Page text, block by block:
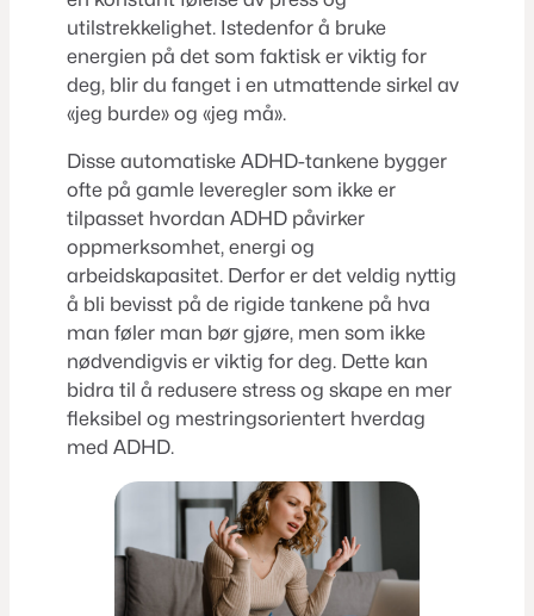
utilstrekkelighet. Istedenfor å bruke
energien på det som faktisk er viktig for
deg, blir du fanget i en utmattende sirkel av
«jeg burde» og «jeg må».
Disse automatiske ADHD-tankene bygger
ofte på gamle leveregler som ikke er
tilpasset hvordan ADHD påvirker
oppmerksomhet, energi og
arbeidskapasitet. Derfor er det veldig nyttig
å bli bevisst på de rigide tankene på hva
man føler man bør gjøre, men som ikke
nødvendigvis er viktig for deg. Dette kan
bidra til å redusere stress og skape en mer
fleksibel og mestringsorientert hverdag
med ADHD.